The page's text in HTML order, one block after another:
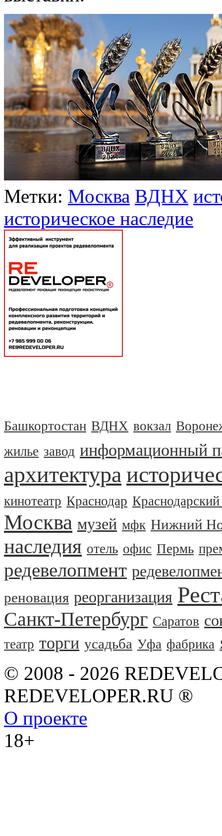
Метки: Москва ВДНХ
историческое наследие
Башкортостан ВДНХ вокзал
жилье завод информационный
архитектура
кинотеатр Краснодар
Москва музей мфк Нижний
наследия отель офис Пермь
редевелопмент
реновация реорганизация
Санкт-Петербург Саратов
театр торги усадьба Уфа фабрика
© 2008 - 2026
REDEVELOPER.RU ®
О проекте
18+